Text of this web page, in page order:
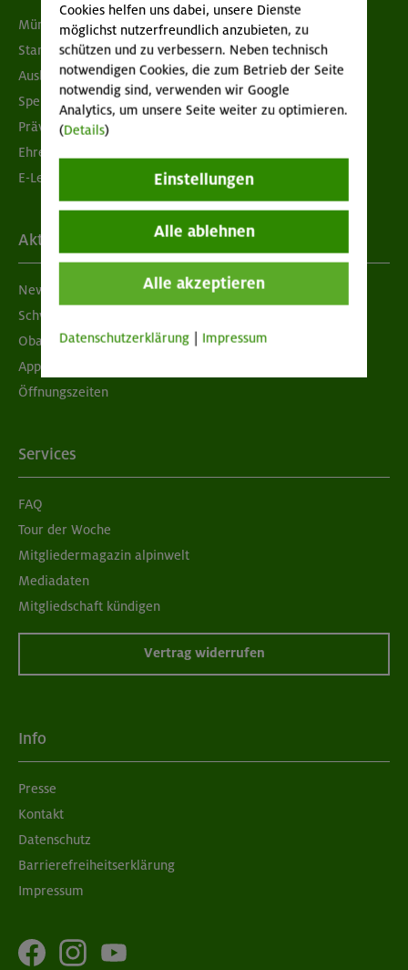
München & Oberland
Standorte
Ausbildung & Jobs
Spenden
Prävention sexualisierter Gewalt
Ehrenamtsbörse
E-Learning
Aktuelles
Newsletter
Schwarzes Brett
Obacht geben!
App "Mein DAV+"
Öffnungszeiten
Services
FAQ
Tour der Woche
Mitgliedermagazin alpinwelt
Mediadaten
Mitgliedschaft kündigen
Vertrag widerrufen
Info
Presse
Kontakt
Datenschutz
Barrierefreiheitserklärung
Impressum
Cookies helfen uns dabei, unsere Dienste
möglichst nutzerfreundlich anzubieten, zu
schützen und zu verbessern. Neben technisch
notwendigen Cookies, die zum Betrieb der Seite
notwendig sind, verwenden wir Google
Analytics, um unsere Seite weiter zu optimieren.
(Details)
Einstellungen
Alle ablehnen
Alle akzeptieren
Datenschutzerklärung Impressum